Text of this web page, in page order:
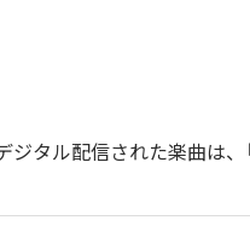
ジタル配信された楽曲は、